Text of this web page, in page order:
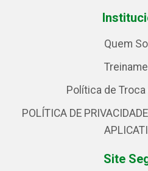
Quem
Política de
POLÍTICA DE
Site